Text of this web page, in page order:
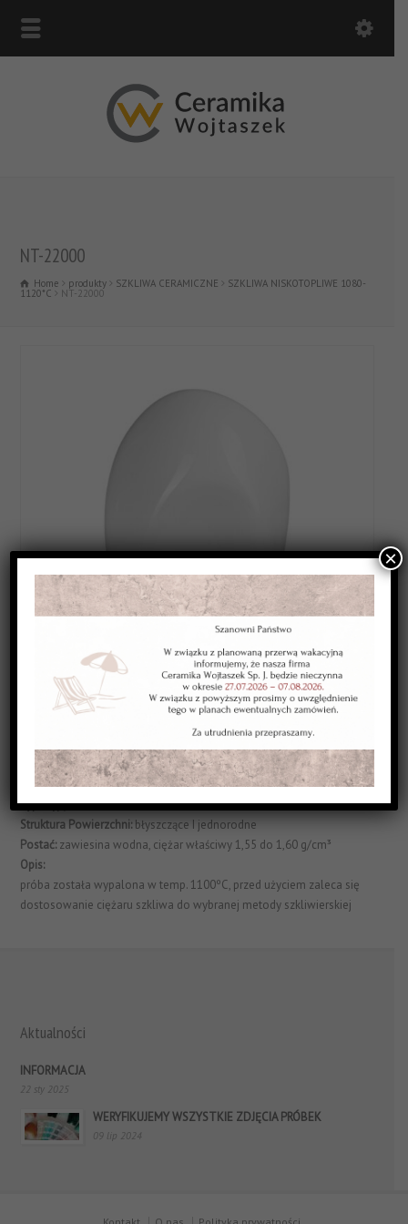
NT-22000
Home produkty SZKLIWA CERAMICZNE SZKLIWA NISKOTOPLIWE 1080-
1120*C NT-22000
SZKLIWA NISKOTOPLIWE 1080-1120*C
Kolor:białe
Typ:kryjące
Struktura Powierzchni:błyszczące I jednorodne
Postać:zawiesina wodna, ciężar właściwy 1,55 do 1,60 g/cm³
Opis:
próba została wypalona w temp. 1100ºC, przed użyciem zaleca się
dostosowanie ciężaru szkliwa do wybranej metody szkliwierskiej
Aktualności
INFORMACJA
22 sty 2025
WERYFIKUJEMY WSZYSTKIE ZDJĘCIA PRÓBEK
09 lip 2024
×